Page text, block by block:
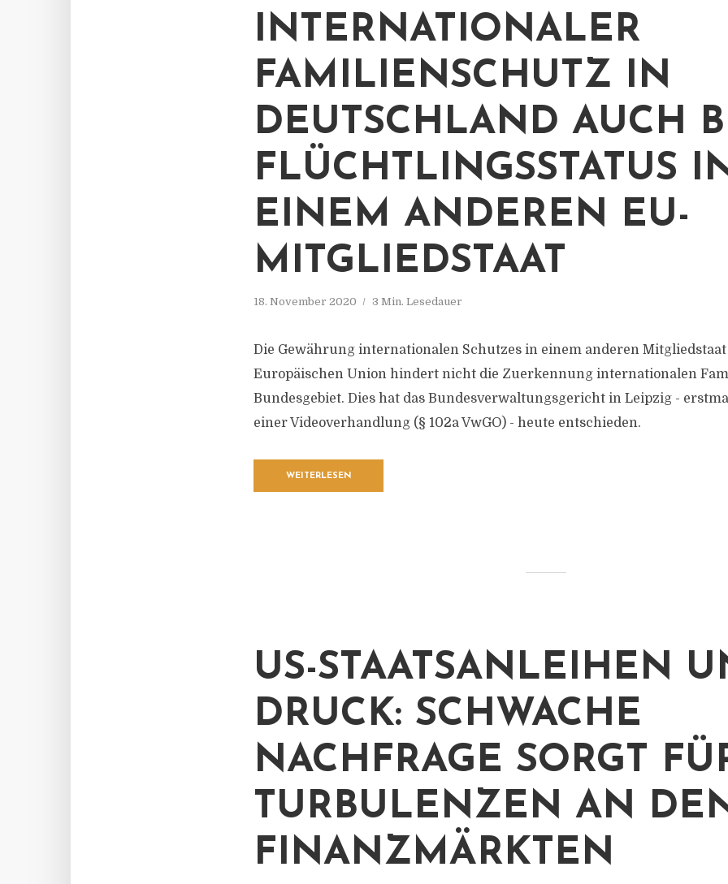
INTERNATIONALER
FAMILIENSCHUTZ IN
DEUTSCHLAND AUCH
FLÜCHTLINGSSTATUS
EINEM ANDEREN EU-
MITGLIEDSTAAT
18. November 2020 3 Min. Lesedauer
Die Gewährung internationalen Schutzes in einem anderen
Europäischen Union hindert nicht die Zuerkennung internationalen
Bundesgebiet. Dies hat das Bundesverwaltungsgericht in Leipzig -
einer Videoverhandlung (§ 102a VwGO) - heute entschieden.
WEITERLESEN
US-STAATSANLEIHEN
DRUCK: SCHWACHE
NACHFRAGE SORGT
TURBULENZEN AN
FINANZMÄRKTEN